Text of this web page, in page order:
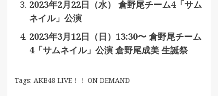
2023年2月22日（水） 倉野尾チーム4「サム
ネイル」公演
2023年3月12日（日）13:30〜 倉野尾チーム
4「サムネイル」公演 倉野尾成美 生誕祭
Tags: AKB48 LIVE！！ ON DEMAND